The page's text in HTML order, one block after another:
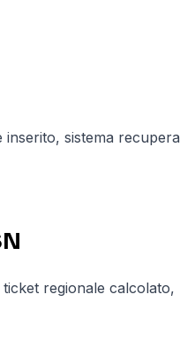
inserito, sistema recupera
regionale calcolato,